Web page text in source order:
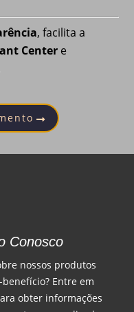
, facilita a
Center e
Conosco
nossos produtos
Entre em
obter informações